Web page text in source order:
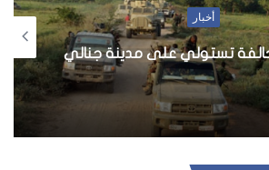
ل
و
ي
ب
أخبار
تستولي على مدينة جنالي